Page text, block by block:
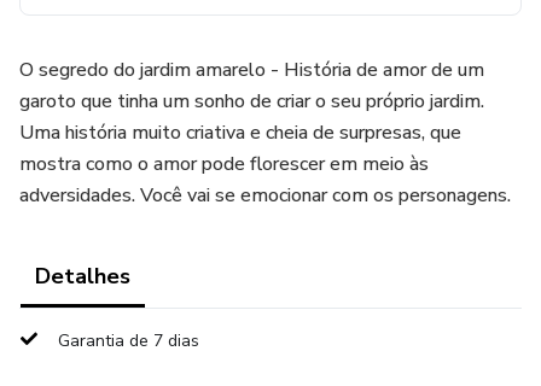
O segredo do jardim amarelo - História de amor de um
garoto que tinha um sonho de criar o seu próprio jardim.
Uma história muito criativa e cheia de surpresas, que
mostra como o amor pode florescer em meio às
adversidades. Você vai se emocionar com os personagens.
Detalhes
Garantia de 7 dias